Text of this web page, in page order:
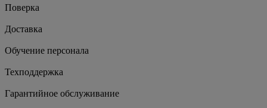
Поверка
Доставка
Обучение персонала
Техподдержка
Гарантийное обслуживание